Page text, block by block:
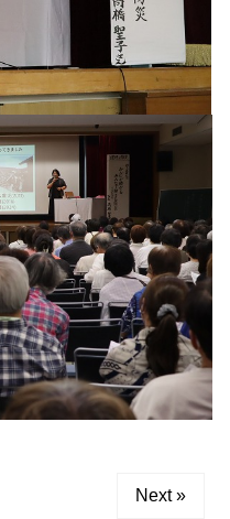
Next »